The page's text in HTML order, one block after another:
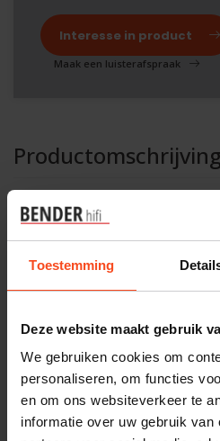
Toestemming
Deze website maakt gebruik
We gebruiken cookies om
personaliseren, om functies
en om ons websiteverkeer te
informatie over uw gebruik van
Interesse in product
Maak een luisterafspraak
Productomschrijving
Reviews
Specificaties
Gerelateerde
Focal stellia
Op voorraad